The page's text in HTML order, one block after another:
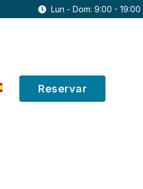
Lun - Dom: 9:00 - 19:00
Reservar